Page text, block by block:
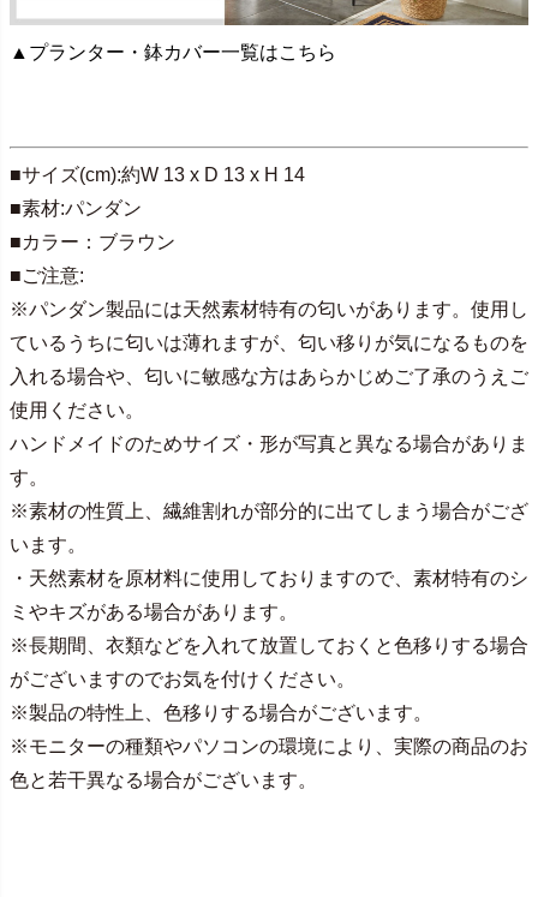
▲プランター・鉢カバー一覧はこちら
■サイズ(cm):約W 13 x D 13 x H 14
■素材:パンダン
■カラー：ブラウン
■ご注意:
※パンダン製品には天然素材特有の匂いがあります。使用し
ているうちに匂いは薄れますが、匂い移りが気になるものを
入れる場合や、匂いに敏感な方はあらかじめご了承のうえご
使用ください。
ハンドメイドのためサイズ・形が写真と異なる場合がありま
す。
※素材の性質上、繊維割れが部分的に出てしまう場合がござ
います。
・天然素材を原材料に使用しておりますので、素材特有のシ
ミやキズがある場合があります。
※長期間、衣類などを入れて放置しておくと色移りする場合
がございますのでお気を付けください。
※製品の特性上、色移りする場合がございます。
※モニターの種類やパソコンの環境により、実際の商品のお
色と若干異なる場合がございます。